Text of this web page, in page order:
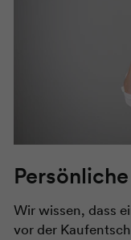
Wir wissen, dass
vor der